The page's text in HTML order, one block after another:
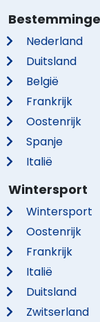
Nederland
Duitsland
België
Frankrijk
Oostenrijk
Spanje
Italië
Wintersport
Wintersport
Oostenrijk
Frankrijk
Italië
Duitsland
Zwitserland